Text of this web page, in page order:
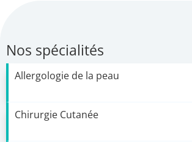
Nos spécialités
Allergologie de la peau
Chirurgie Cutanée